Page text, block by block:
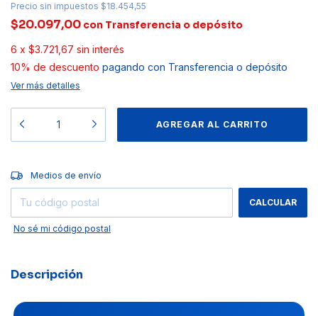
Precio sin impuestos $18.454,55
$20.097,00 con Transferencia o depósito
6 x $3.721,67 sin interés
10% de descuento pagando con Transferencia o depósito
Ver más detalles
Entregas para el CP:
Medios de envío
CALCULAR
No sé mi código postal
Descripción